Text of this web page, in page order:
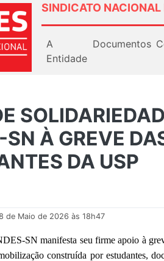
SINDICATO NACIONAL
A
Entidade
Documentos
À GREVE
DA USP
de Maio de 2026 às 18h47
SN manifesta seu firme apoio à
construída por estudantes,